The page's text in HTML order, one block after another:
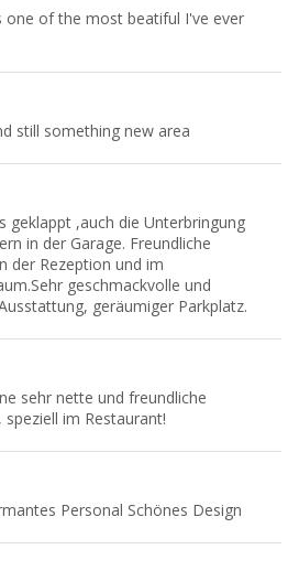
one of the most beatiful I've ever
still something new area
geklappt ,auch die Unterbringung
in der Garage. Freundliche
der Rezeption und im
geschmackvolle und
geräumiger Parkplatz.
sehr nette und freundliche
speziell im Restaurant!
Personal Schönes Design